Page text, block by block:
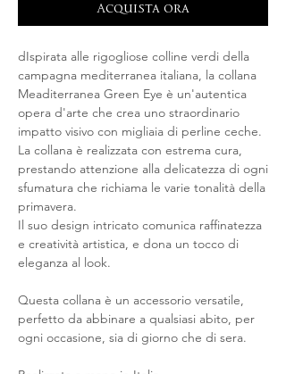
Acquista ora
dIspirata alle rigogliose colline verdi della
campagna mediterranea italiana, la collana
Meaditerranea Green Eye è un'autentica
opera d'arte che crea uno straordinario
impatto visivo con migliaia di perline ceche.
La collana è realizzata con estrema cura,
prestando attenzione alla delicatezza di ogni
sfumatura che richiama le varie tonalità della
primavera.
Il suo design intricato comunica raffinatezza
e creatività artistica, e dona un tocco di
eleganza al look.
Questa collana è un accessorio versatile,
perfetto da abbinare a qualsiasi abito, per
ogni occasione, sia di giorno che di sera.